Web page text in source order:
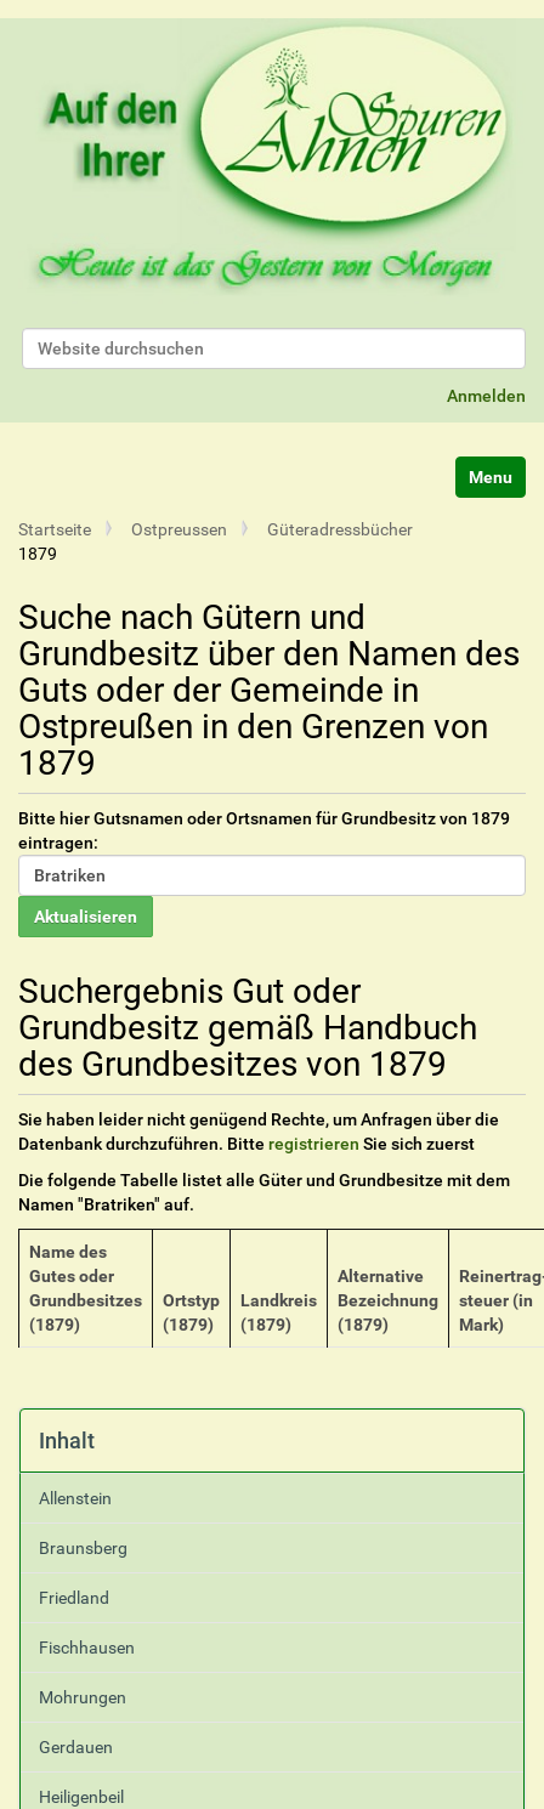
Website durchsuchen
Anmelden
Startseite Ostpreussen
Güteradressbücher
1879
Suche nach Gütern und
Grundbesitz über den Namen des
Guts oder der Gemeinde in
Ostpreußen in den Grenzen von
1879
Bitte hier Gutsnamen oder Ortsnamen für Grundbesitz von 1879
eintragen:
Suchergebnis Gut oder
Grundbesitz gemäß Handbuch
des Grundbesitzes von 1879
Sie haben leider nicht genügend Rechte, um Anfragen über die
Datenbank durchzuführen. Bitte registrieren Sie sich zuerst
Die folgende Tabelle listet alle Güter und Grundbesitze mit dem
Namen "Bratriken" auf.
Name des
Gutes oder
Grundbesitzes
(1879)
Ortstyp
(1879)
Landkreis
(1879)
Alternative
Bezeichnung
(1879)
steuer (in
Mark)
Inhalt
Allenstein
Braunsberg
Friedland
Fischhausen
Mohrungen
Gerdauen
Heiligenbeil